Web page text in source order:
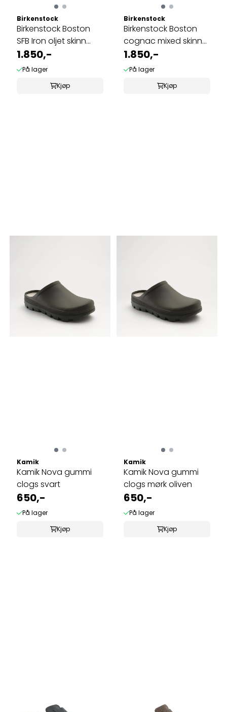
Birkenstock
Birkenstock Boston
SFB Iron oljet skinn
normal ...
1.850,-
På lager
Kjøp
Birkenstock
Birkenstock Boston
cognac mixed skinn
normal
1.850,-
På lager
Kjøp
Kamik
Kamik Nova gummi
clogs svart
650,-
På lager
Kjøp
Kamik
Kamik Nova gummi
clogs mørk oliven
650,-
På lager
Kjøp